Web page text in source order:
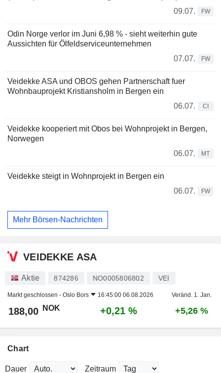
09.07.
FW
Odin Norge verlor im Juni 6,98 % - sieht weiterhin gute
Aussichten für Ölfeldserviceunternehmen
07.07.
FW
Veidekke ASA und OBOS gehen Partnerschaft fuer
Wohnbauprojekt Kristiansholm in Bergen ein
06.07.
CI
Veidekke kooperiert mit Obos bei Wohnprojekt in Bergen,
Norwegen
06.07.
MT
Veidekke steigt in Wohnprojekt in Bergen ein
06.07.
FW
Mehr Börsen-Nachrichten
VEIDEKKE ASA
Aktie 874286 NO0005806802 VEI
Markt geschlossen - Oslo Bors 16:45:00 06.08.2026 Veränd. 1. Jan.
188,00 NOK +0,21 % +5,26 %
Chart
Dauer Zeitraum